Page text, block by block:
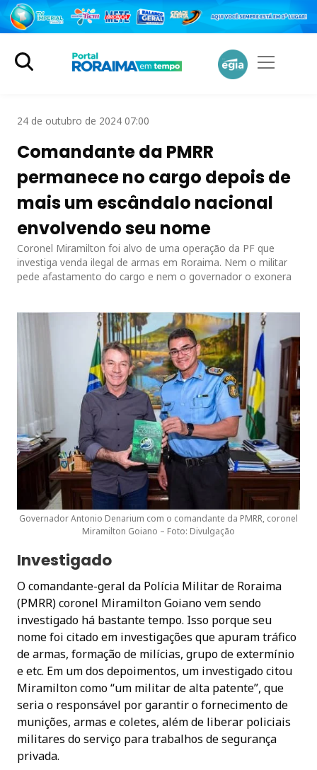
24 de outubro de 2024 07:00
Comandante da PMRR
permanece no cargo depois de
mais um escândalo nacional
envolvendo seu nome
Coronel Miramilton foi alvo de uma operação da PF que
investiga venda ilegal de armas em Roraima. Nem o militar
pede afastamento do cargo e nem o governador o exonera
Governador Antonio Denarium com o comandante da PMRR, coronel
Miramilton Goiano – Foto: Divulgação
Investigado
O comandante-geral da Polícia Militar de Roraima
(PMRR) coronel Miramilton Goiano vem sendo
investigado há bastante tempo. Isso porque seu
nome foi citado em investigações que apuram tráfico
de armas, formação de milícias, grupo de extermínio
e etc. Em um dos depoimentos, um investigado citou
Miramilton como “um militar de alta patente”, que
seria o responsável por garantir o fornecimento de
munições, armas e coletes, além de liberar policiais
militares do serviço para trabalhos de segurança
privada.